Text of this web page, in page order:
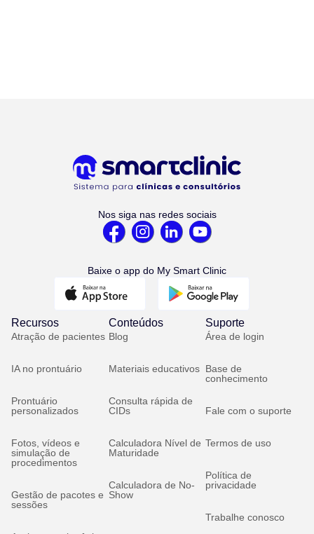
Nos siga nas redes sociais
Baixe o app do My Smart Clinic
Recursos
Atração de pacientes
IA no prontuário
Prontuário
personalizados
Fotos, vídeos e
simulação de
procedimentos
Gestão de pacotes e
sessões
Conteúdos
Blog
Materiais educativos
Consulta rápida de
CIDs
Calculadora Nível de
Maturidade
Calculadora de No-
Show
Suporte
Área de login
Base de
conhecimento
Fale com o suporte
Termos de uso
Política de
privacidade
Trabalhe conosco